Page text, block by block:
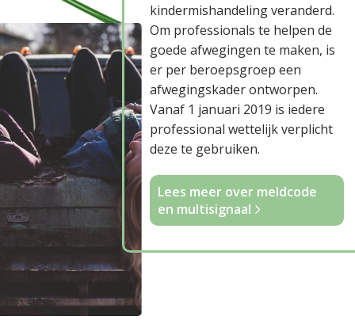
kindermishandeling veranderd.
Om professionals te helpen de
goede afwegingen te maken, is
er per beroepsgroep een
afwegingskader ontworpen.
Vanaf 1 januari 2019 is iedere
professional wettelijk verplicht
deze te gebruiken.
Lees meer over meldcode
en multisignaal